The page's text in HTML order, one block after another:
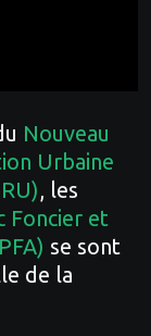
Nouveau
Urbaine
, les
Foncier et
se sont
de la